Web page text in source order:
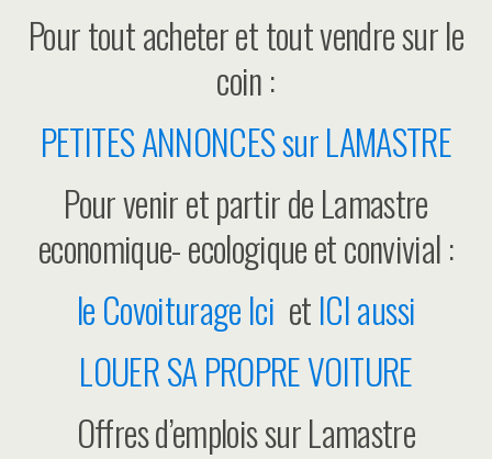
Pour tout acheter et tout vendre sur le
coin :
PETITES ANNONCES sur LAMASTRE
Pour venir et partir de Lamastre
economique- ecologique et convivial :
le Covoiturage Ici etICI aussi
LOUER SA PROPRE VOITURE
Offres d’emplois sur Lamastre